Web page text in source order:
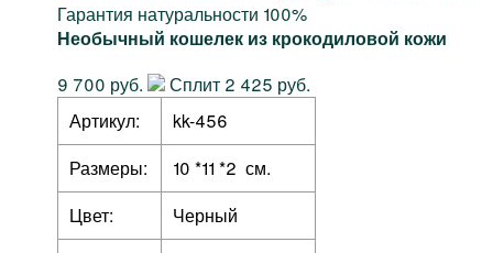
Гарантия натуральности 100%
Необычный кошелек из крокодиловой кожи
9 700 руб.
Сплит 2 425 руб.
Артикул:
kk-456
Размеры:
10 *11 *2 см.
Цвет:
Черный